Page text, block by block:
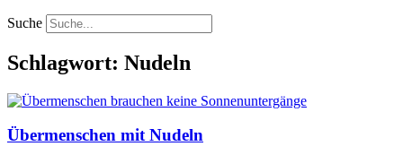
Suche
Schlagwort: Nudeln
Übermenschen mit Nudeln